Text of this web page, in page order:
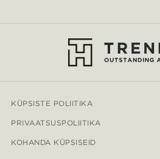
KÜPSISTE POLIITIKA
PRIVAATSUSPOLIITIKA
KOHANDA KÜPSISEID